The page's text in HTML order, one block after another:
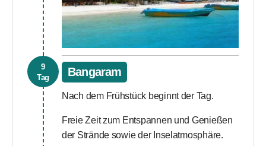
9
Tag
Bangaram
Nach dem Frühstück beginnt der Tag.
Freie Zeit zum Entspannen und Genießen
der Strände sowie der Inselatmosphäre.